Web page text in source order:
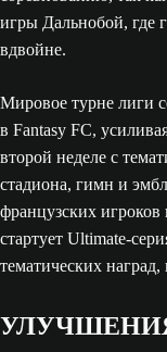
игры Дальнобой, где
вдвойне.
Мировое турне лиги
в Fantasy FC,
второй неделе с
стадиона, гимн и
французских игроков
стартует Ultimate-
тематических